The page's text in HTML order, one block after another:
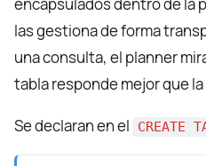
las gestiona de forma
una consulta, el planner
tabla responde mejor que
Se declaran en el CREATE